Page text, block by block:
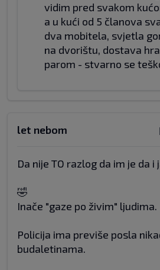
vidim pred svakom
a u kući od 5 članova
dva mobitela, svjetla
na dvorištu, dostava
parom - stvarno se
let nebom
Da nije TO razlog da im je da
🤣
Inače "gaze po živim" ljudima.
Policija ima previše posla
budaletinama.